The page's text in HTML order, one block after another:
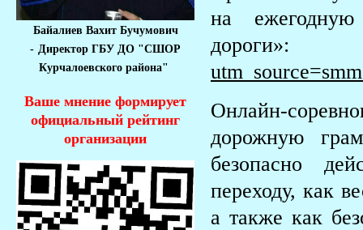
Байалиев Вахит Бучумович
- Директор ГБУ ДО "СШОР
Курчалоевского района"
Ваше мнение формирует
официальный рейтинг
организации
на ежегодную
Онлайн-
дорожную
безопасно
переходу, как
а также как